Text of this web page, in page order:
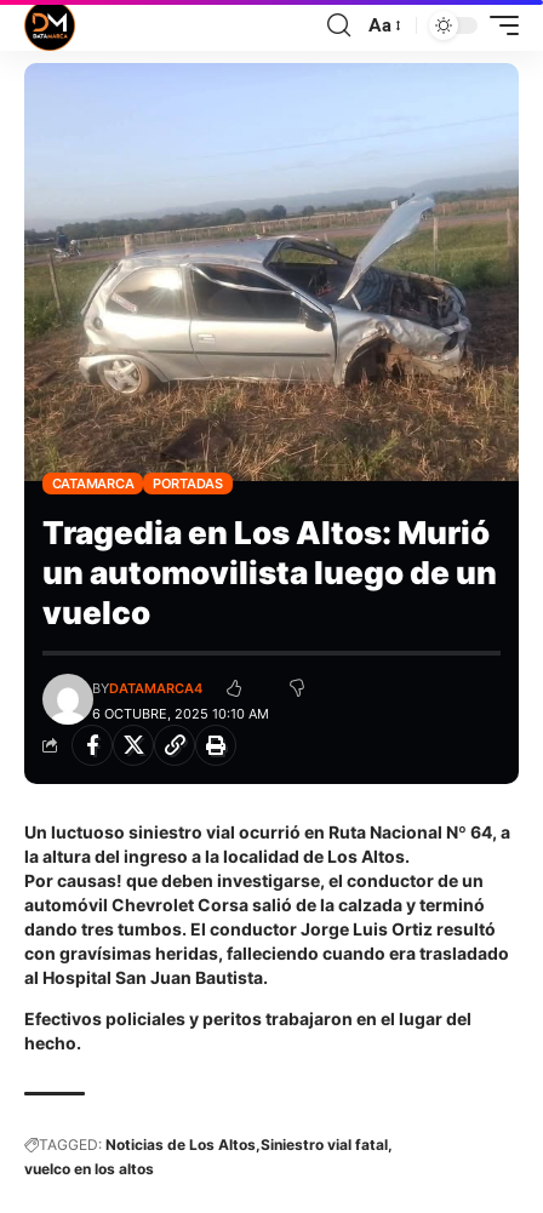
Aa
CATAMARCA PORTADAS
Tragedia en Los Altos: Murió
un automovilista luego de un
vuelco
6 OCTUBRE, 2025 10:10 AM
BYDATAMARCA4
Un luctuoso siniestro vial ocurrió en Ruta Nacional Nº 64, a
la altura del ingreso a la localidad de Los Altos.
Por causas! que deben investigarse, el conductor de un
automóvil Chevrolet Corsa salió de la calzada y terminó
dando tres tumbos. El conductor Jorge Luis Ortiz resultó
con gravísimas heridas, falleciendo cuando era trasladado
al Hospital San Juan Bautista.
Efectivos policiales y peritos trabajaron en el lugar del
hecho.
TAGGED: Noticias de Los Altos Siniestro vial fatal
vuelco en los altos